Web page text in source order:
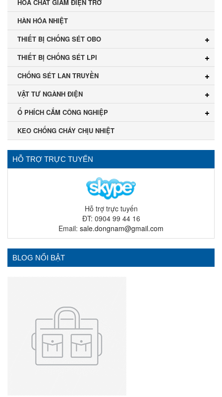
HÓA CHẤT GIẢM ĐIỆN TRỞ
HÀN HÓA NHIỆT
THIẾT BỊ CHỐNG SÉT OBO
THIẾT BỊ CHỐNG SÉT LPI
CHỐNG SÉT LAN TRUYỀN
VẬT TƯ NGÀNH ĐIỆN
Ổ PHÍCH CẮM CÔNG NGHIỆP
KEO CHỐNG CHÁY CHỊU NHIỆT
HỖ TRỢ TRỰC TUYẾN
Hỗ trợ trực tuyến
ĐT: 0904 99 44 16
Email: sale.dongnam@gmail.com
BLOG NỔI BẬT